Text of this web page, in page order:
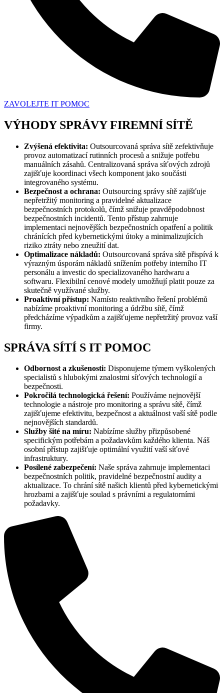
ZAVOLEJTE IT POMOC
VÝHODY SPRÁVY FIREMNÍ SÍTĚ
Zvýšená efektivita: Outsourcovaná správa sítě zefektivňuje
provoz automatizací rutinních procesů a snižuje potřebu
manuálních zásahů. Centralizovaná správa síťových zdrojů
zajišťuje koordinaci všech komponent jako součásti
integrovaného systému.
Bezpečnost a ochrana: Outsourcing správy sítě zajišťuje
nepřetržitý monitoring a pravidelné aktualizace
bezpečnostních protokolů, čímž snižuje pravděpodobnost
bezpečnostních incidentů. Tento přístup zahrnuje
implementaci nejnovějších bezpečnostních opatření a politik
chránících před kybernetickými útoky a minimalizujících
riziko ztráty nebo zneužití dat.
Optimalizace nákladů: Outsourcovaná správa sítě přispívá k
výrazným úsporám nákladů snížením potřeby interního IT
personálu a investic do specializovaného hardwaru a
softwaru. Flexibilní cenové modely umožňují platit pouze za
skutečně využívané služby.
Proaktivní přístup: Namísto reaktivního řešení problémů
nabízíme proaktivní monitoring a údržbu sítě, čímž
předcházíme výpadkům a zajišťujeme nepřetržitý provoz vaší
firmy.
SPRÁVA SÍTÍ S IT POMOC
Odbornost a zkušenosti: Disponujeme týmem vyškolených
specialistů s hlubokými znalostmi síťových technologií a
bezpečnosti.
Pokročilá technologická řešení: Používáme nejnovější
technologie a nástroje pro monitoring a správu sítě, čímž
zajišťujeme efektivitu, bezpečnost a aktuálnost vaší sítě podle
nejnovějších standardů.
Služby šité na míru: Nabízíme služby přizpůsobené
specifickým potřebám a požadavkům každého klienta. Náš
osobní přístup zajišťuje optimální využití vaší síťové
infrastruktury.
Posílené zabezpečení: Naše správa zahrnuje implementaci
bezpečnostních politik, pravidelné bezpečnostní audity a
aktualizace. To chrání sítě našich klientů před kybernetickými
hrozbami a zajišťuje soulad s právními a regulatorními
požadavky.